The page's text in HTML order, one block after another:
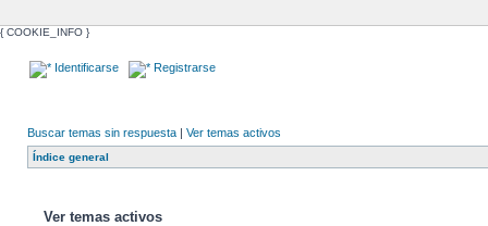
{ COOKIE_INFO }
Identificarse Registrarse
Buscar temas sin respuesta | Ver temas activos
Índice general
Ver temas activos